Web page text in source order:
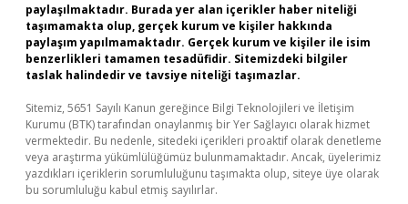
paylaşılmaktadır. Burada yer alan içerikler haber niteliği
taşımamakta olup, gerçek kurum ve kişiler hakkında
paylaşım yapılmamaktadır. Gerçek kurum ve kişiler ile isim
benzerlikleri tamamen tesadüfidir. Sitemizdeki bilgiler
taslak halindedir ve tavsiye niteliği taşımazlar.
Sitemiz, 5651 Sayılı Kanun gereğince Bilgi Teknolojileri ve İletişim
Kurumu (BTK) tarafından onaylanmış bir Yer Sağlayıcı olarak hizmet
vermektedir. Bu nedenle, sitedeki içerikleri proaktif olarak denetleme
veya araştırma yükümlülüğümüz bulunmamaktadır. Ancak, üyelerimiz
yazdıkları içeriklerin sorumluluğunu taşımakta olup, siteye üye olarak
bu sorumluluğu kabul etmiş sayılırlar.